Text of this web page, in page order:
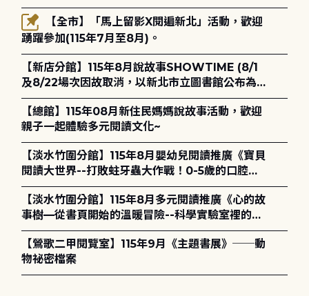
報名
踴躍參加(115年7月至8月)。
【新店分館】115年8月說故事SHOWTIME (8/1
及8/22場次因故取消，以新北市立圖書館公布為
主)
【總館】115年08月新住民媽媽說故事活動，歡迎
親子一起體驗多元閱讀文化~
【淡水竹圍分館】115年8月嬰幼兒閱讀推廣《寶貝
閱讀大世界--打敗蛀牙蟲大作戰！0-5歲的口腔照
護全攻略》
【淡水竹圍分館】115年8月多元閱讀推廣《心的故
事樹—從書頁開始的溫暖冒險--科學實驗室裡的放
電章魚》
【鶯歌二甲閱覽室】115年9月《主題書展》──動
物祕密檔案